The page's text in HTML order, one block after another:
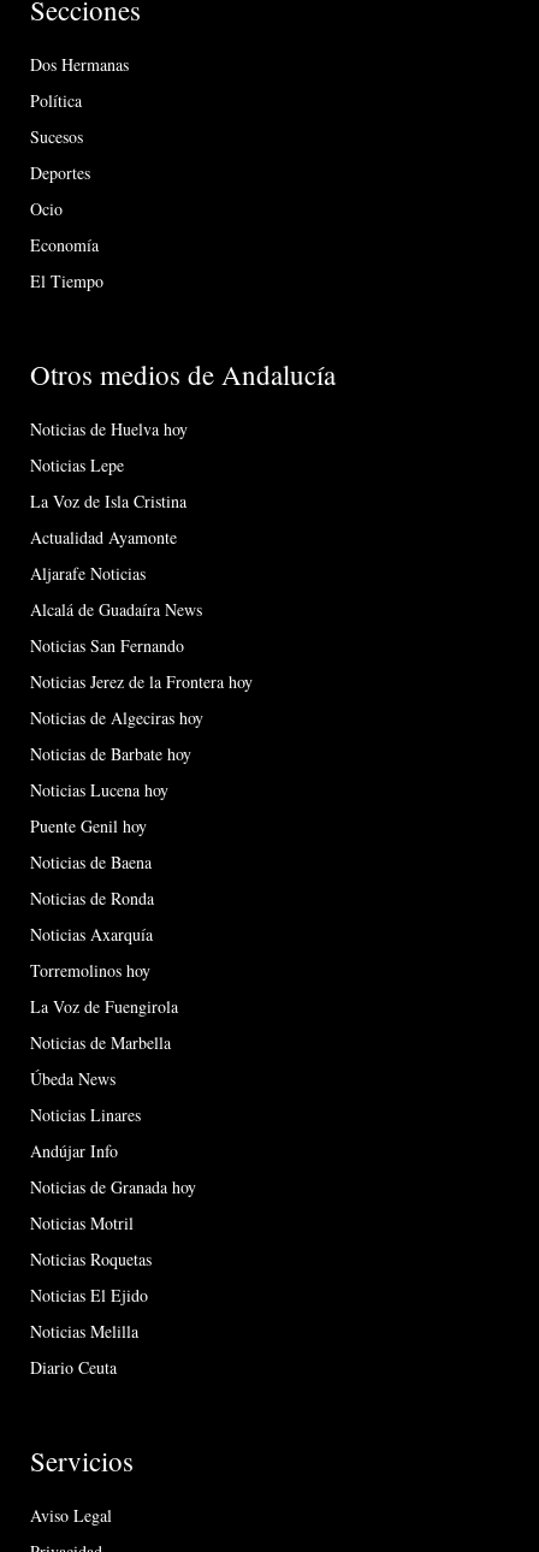
Secciones
Dos Hermanas
Política
Sucesos
Deportes
Ocio
Economía
El Tiempo
Otros medios de Andalucía
Noticias de Huelva hoy
Noticias Lepe
La Voz de Isla Cristina
Actualidad Ayamonte
Aljarafe Noticias
Alcalá de Guadaíra News
Noticias San Fernando
Noticias Jerez de la Frontera hoy
Noticias de Algeciras hoy
Noticias de Barbate hoy
Noticias Lucena hoy
Puente Genil hoy
Noticias de Baena
Noticias de Ronda
Noticias Axarquía
Torremolinos hoy
La Voz de Fuengirola
Noticias de Marbella
Úbeda News
Noticias Linares
Andújar Info
Noticias de Granada hoy
Noticias Motril
Noticias Roquetas
Noticias El Ejido
Noticias Melilla
Diario Ceuta
Servicios
Aviso Legal